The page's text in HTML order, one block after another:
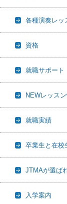
各種演奏レッ
資格
就職サポート
NEWレッス
就職実績
卒業生と在校
JTMAが選ば
入学案内